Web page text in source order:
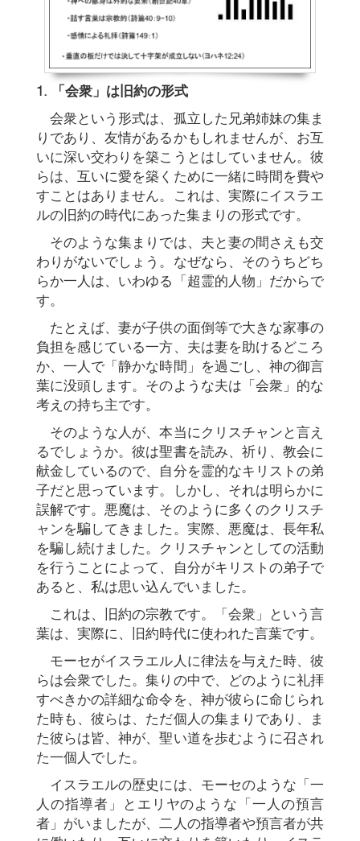
1.
「会衆」は旧約の形式
会衆という形式は、孤立した兄弟姉妹の集ま
りであり、友情があるかもしれませんが、お互
いに深い交わりを築こうとはしていません。彼
らは、互いに愛を築くために一緒に時間を費や
すことはありません。これは、実際にイスラエ
ルの旧約の時代にあった集まりの形式です。
そのような集まりでは、夫と妻の間さえも交
わりがないでしょう。なぜなら、そのうちどち
らか一人は、いわゆる「超霊的人物」だからで
す。
たとえば、妻が子供の面倒等で大きな家事の
負担を感じている一方、夫は妻を助けるどころ
か、一人で「静かな時間」を過ごし、神の御言
葉に没頭します。そのような夫は「会衆」的な
考えの持ち主です。
そのような人が、本当にクリスチャンと言え
るでしょうか。彼は聖書を読み、祈り、教会に
献金しているので、自分を霊的なキリストの弟
子だと思っています。しかし、それは明らかに
誤解です。悪魔は、そのように多くのクリスチ
ャンを騙してきました。実際、悪魔は、長年私
を騙し続けました。クリスチャンとしての活動
を行うことによって、自分がキリストの弟子で
あると、私は思い込んでいました。
これは、旧約の宗教です。「会衆」という言
葉は、実際に、旧約時代に使われた言葉です。
モーセがイスラエル人に律法を与えた時、彼
らは会衆でした。集りの中で、どのように礼拝
すべきかの詳細な命令を、神が彼らに命じられ
た時も、彼らは、ただ個人の集まりであり、ま
た彼らは皆、神が、聖い道を歩むように召され
た一個人でした。
イスラエルの歴史には、モーセのような「一
人の指導者」とエリヤのような「一人の預言
者」がいましたが、二人の指導者や預言者が共